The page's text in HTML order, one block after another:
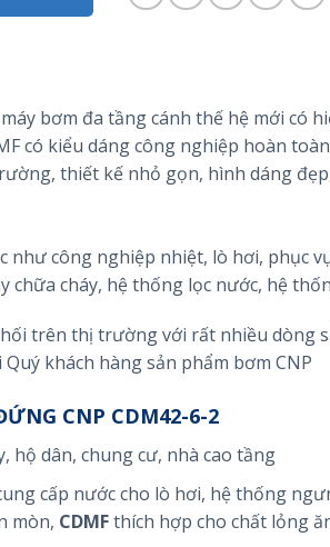
bơm đa tầng cánh thế hệ mới có
có kiểu dáng công nghiệp hoàn
thiết kế nhỏ gọn, hình dáng
công nghiệp nhiệt, lò hơi, phục
chữa cháy, hệ thống lọc nước, hệ
trên thị trường với rất nhiều dòng
khách hàng sản phẩm bơm CNP
CNP CDM42-6-2
hộ dân, chung cư, nhà cao tầng
cấp nước cho lò hơi, hệ thống
mòn, CDMFthích hợp cho chất lỏng